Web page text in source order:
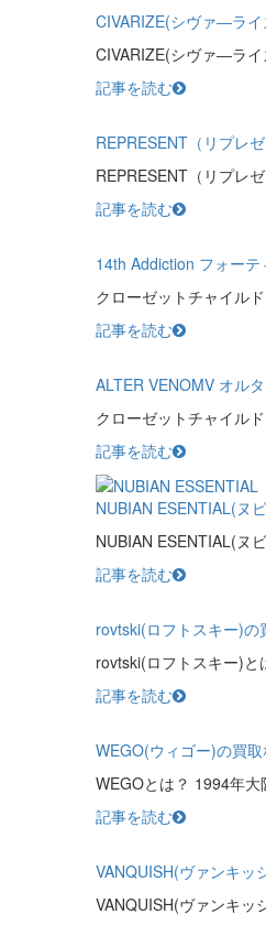
CIVARIZE(シヴァ―ライ
CIVARIZE(シヴァ―ラ
記事を読む
REPRESENT（リプレ
REPRESENT（リプレ
記事を読む
14th Addiction フォー
クローゼットチャイル
記事を読む
ALTER VENOMV オル
クローゼットチャイル
記事を読む
NUBIAN ESENTIAL(ヌ
NUBIAN ESENTIAL(ヌ
記事を読む
rovtski(ロフトスキー)の
rovtski(ロフトスキー)
記事を読む
WEGO(ウィゴー)の買
WEGOとは？ 1994年
記事を読む
VANQUISH(ヴァンキッ
VANQUISH(ヴァンキ